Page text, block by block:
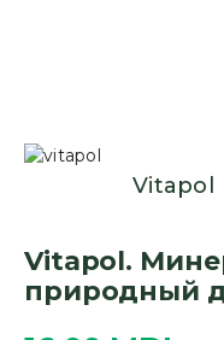
Vitapol
Vitapol.
природный